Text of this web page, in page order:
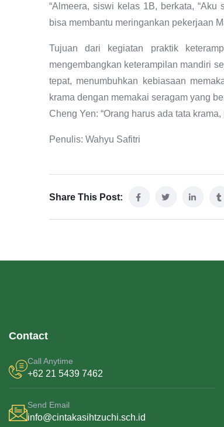
“Almeera, siswi kelas 1B, berkata,
bisa membantu meringankan pekerjaan
Tujuan dari kegiatan praktik
mengembangkan keterampilan mandiri
tepat, menumbuhkan kebiasaan
krama dengan memakai seragam yang
Cheng Yen: “Orang harus ada tata
Penulis: Wahyu Safitri
Share This Post:
Contact
Call Anytime
+62 21 5439 7462
Send Email
info@cintakasihtzuchi.sch.id